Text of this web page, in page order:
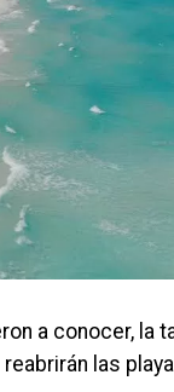
a conocer, la
las